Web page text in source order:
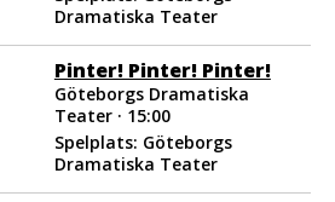
Dramatiska Teater
Pinter! Pinter! Pinter!
Göteborgs Dramatiska
Teater · 15:00
Spelplats: Göteborgs
Dramatiska Teater